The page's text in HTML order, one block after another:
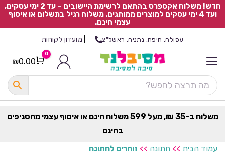
חדש! משלוח אקספרס בהתאם לרשימת היישובים – עד 2 ימי עסקים,
ועד 4 ימי עסקים למוצרים ממותגים. משלוח רגיל בתשלום או איסוף
עצמי חינם.
עפולה, חיפה, נתניה, ראשל"צ מועדון לקוחות
Cart
0
₪0.00
משלוח ב-35 ₪, מעל 599 משלוח חינם או איסוף עצמי מהסניפים
בחינם
עמוד הבית >> חתונה >> זוהרים לחתונה